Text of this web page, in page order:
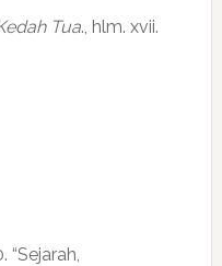
Tua., hlm. xvii.
“Sejarah,